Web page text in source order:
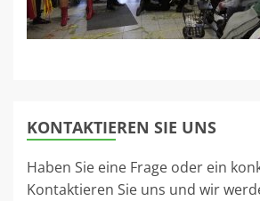
KONTAKTIEREN SIE UNS
Haben Sie eine Frage oder ein
Kontaktieren Sie uns und wir